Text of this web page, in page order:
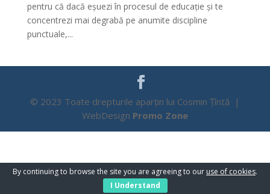
pentru că dacă eșuezi în procesul de educație și te
concentrezi mai degrabă pe anumite discipline
punctuale,...
© 2023 Toate drepturile aparțin lui Cosmin Țîntă |
WebDesign Promo Zone
By continuing to browse the site you are agreeing to our use of cookies.
I Understand